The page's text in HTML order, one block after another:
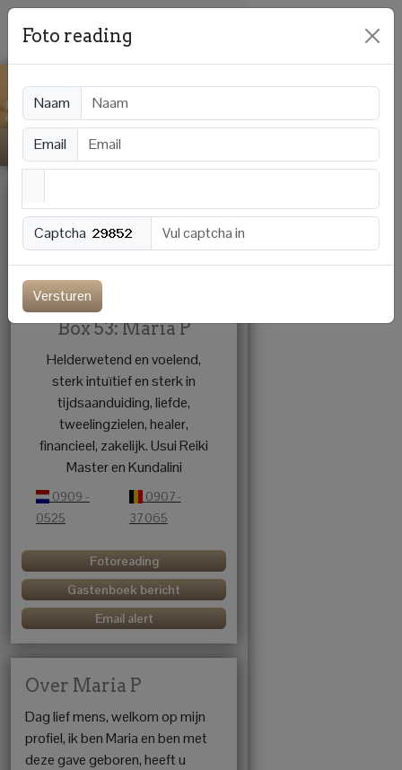
Box 53: Maria P
Helderwetend en voelend,
sterk intuïtief en sterk in
tijdsaanduiding, liefde,
tweelingzielen, healer,
financieel, zakelijk. Usui Reiki
Master en Kundalini
0909 -
0525
0907-
37065
Fotoreading
Gastenboek bericht
Email alert
Over Maria P
Dag lief mens, welkom op mijn
profiel, ik ben Maria en ben met
deze gave geboren, heeft u
Foto reading
Naam
Email
Captcha
Versturen